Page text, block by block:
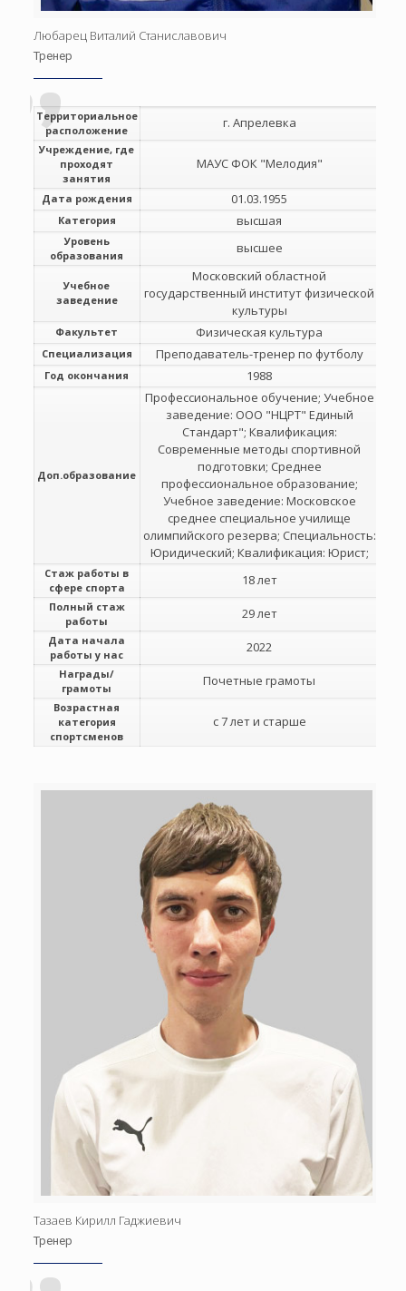
Любарец Виталий Станиславович
Тренер
Территориальное
расположение
г. Апрелевка
Учреждение, где
проходят
занятия
МАУС ФОК "Мелодия"
Дата рождения 01.03.1955
Категория высшая
Уровень
образования
высшее
Учебное
заведение
Московский областной
государственный институт физической
культуры
Факультет Физическая культура
Специализация Преподаватель-тренер по футболу
Год окончания 1988
Доп.образование
Профессиональное обучение; Учебное
заведение: ООО "НЦРТ" Единый
Стандарт"; Квалификация:
Современные методы спортивной
подготовки; Среднее
профессиональное образование;
Учебное заведение: Московское
среднее специальное училище
олимпийского резерва; Специальность:
Юридический; Квалификация: Юрист;
Стаж работы в
сфере спорта
18 лет
Полный стаж
работы
29 лет
Дата начала
работы у нас
2022
Награды/
грамоты
Почетные грамоты
Возрастная
категория
спортсменов
с 7 лет и старше
Тазаев Кирилл Гаджиевич
Тренер